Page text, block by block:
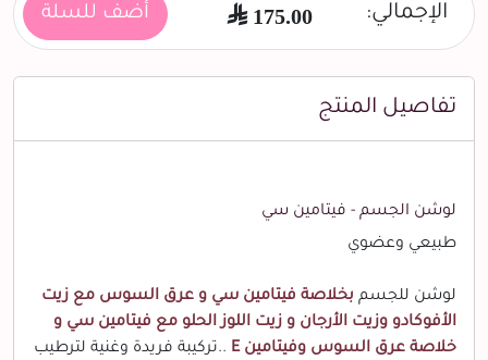
الإجمالي: 175.00 أضف للسلة
تفاصيل المنتج
لوشن الجسم - فيتامين سي
طبيعي وعضوي
لوشن للجسم بخلاصة فيتامين سي و عرق السوس مع زيت
الأفوكادو وزيت الأرجان و زيت اللوز الحلو مع فيتامين سي و
خلاصة عرق السوس وفيتامين E
..تركيبة فريدة وغنية لترطيب